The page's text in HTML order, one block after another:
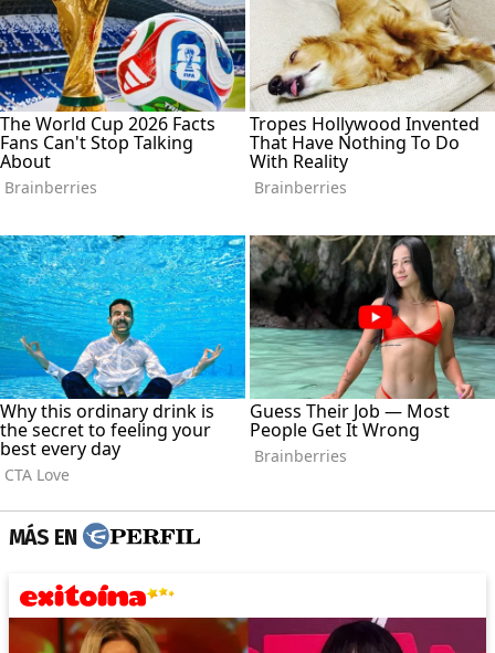
MÁS EN